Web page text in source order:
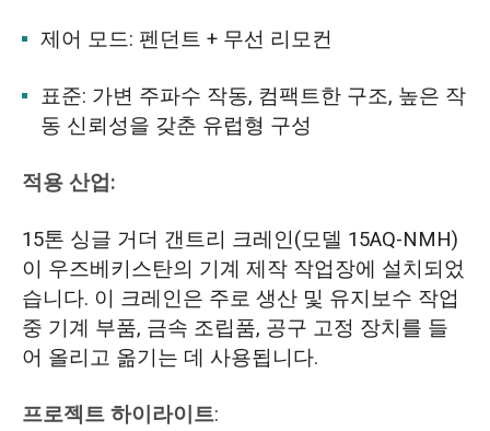
제어 모드: 펜던트 + 무선 리모컨
표준: 가변 주파수 작동, 컴팩트한 구조, 높은 작
동 신뢰성을 갖춘 유럽형 구성
적용 산업:
15톤 싱글 거더 갠트리 크레인(모델 15AQ-NMH)
이 우즈베키스탄의 기계 제작 작업장에 설치되었
습니다. 이 크레인은 주로 생산 및 유지보수 작업
중 기계 부품, 금속 조립품, 공구 고정 장치를 들
어 올리고 옮기는 데 사용됩니다.
프로젝트 하이라이트: